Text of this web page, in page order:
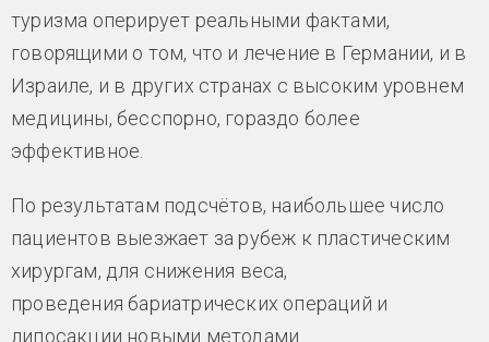
туризма оперирует реальными фактами,
говорящими о том, что и лечение в Германии, и в
Израиле, и в других странах с высоким уровнем
медицины, бесспорно, гораздо более
эффективное.
По результатам подсчётов, наибольшее число
пациентов выезжает за рубеж к пластическим
хирургам, для снижения веса,
проведения бариатрических операций и
липосакции новыми методами.